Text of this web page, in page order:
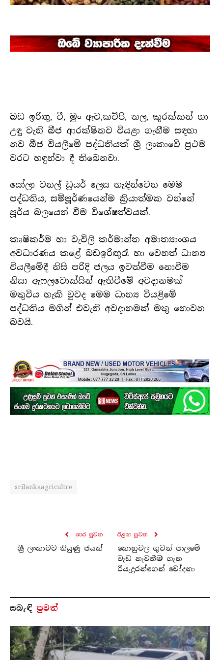
බඩ ඉරිඟු, වී, මුං ඇට,කව්පි, තල, කුරක්කන් හා
උඳු වැනි බීජ ආරක්ෂිතව වියළා ගැනීම සඳහා
නව බීජ වියලීමේ පද්ධතියක් ශ්‍රී ලංකාවේ ප්‍රථම
වරට හඳුන්වා දී තිබෙනවා.
සෝලා ටනල් ඩ්‍රයර් ලෙස හැඳින්වෙන මෙම
පද්ධතිය, සම්පූර්ණයෙන්ම ක්‍රියාත්මක වන්නේ
සූර්ය බලයෙන් වීම විශේෂත්වයක්.
කෘෂිකර්ම හා වැවිලි කර්මාන්ත අමාත්‍යාංශය
අවධාරණය කළේ බඩඉරිඟුරෑ හා වෙනත් ධාන්‍ය
වියලීමේදී නිසි පරිදි ජලය ඉවත්වීම නොවීම
නිසා ඇෆලටොක්සින් ඇතිවීමේ අවදානමක්
මතුවිය හැකි වුවද මෙම ධාන්‍ය වියළිමේ
පද්ධතිය මගින් එවැනි අවදානමක් මතු නොවන
බවයි.
srilankaagricultre
පෙර පුව​ත
ශ්‍රී ලංකාවට තියුණු ජයක්
ඊළඟ පුව​ත
කොහුවල ගුවන් පාලමේ
වැඩ නැවතීම ගැන
රියැදුරන්ගෙන් චෝදනා
සබැ​ඳි පුවත්